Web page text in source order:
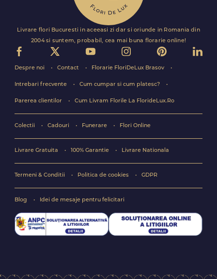
Livrare flori Bucuresti in aceeasi zi dar si oriunde in Romania din
2004 si suntem, probabil, cea mai buna florarie online!
Despre noi Contact Florarie FloriDeLux Brasov
Intrebari frecvente Cum cumpar si cum platesc?
Parerea clientilor Cum Livram Florile La FlorideLux.Ro
Colectii Cadouri Funerare Flori Online
Livrare Gratuita 100% Garantie Livrare Nationala
Termeni & Conditii Politica de cookies GDPR
Blog Idei de mesaje pentru felicitari